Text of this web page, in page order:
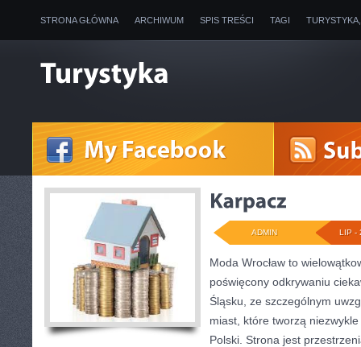
STRONA GŁÓWNA ARCHIWUM SPIS TREŚCI TAGI
LIP -
ADMIN
Moda Wrocław to
poświęcony odkrywaniu
Śląsku, ze szczególnym
miast, które tworzą
Polski. Strona jest